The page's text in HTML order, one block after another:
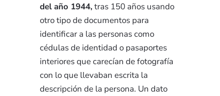
del año 1944,tras 150 años usando
otro tipo de documentos para
identificar a las personas como
cédulas de identidad o pasaportes
interiores que carecían de fotografía
con lo que llevaban escrita la
descripción de la persona. Un dato